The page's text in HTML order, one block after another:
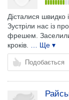
Дісталися швидко
Зустріли нас із
фрешем.
кроків.
… Ще ▾
Подобається